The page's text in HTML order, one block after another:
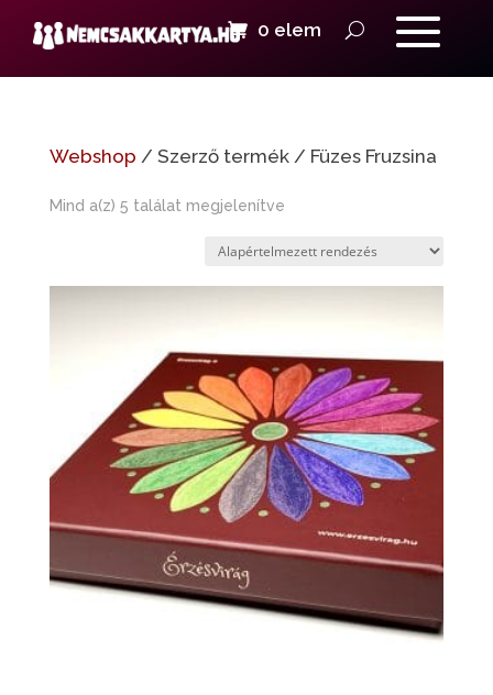
0 elem
Webshop / Szerző termék / Füzes Fruzsina
Mind a(z) 5 találat megjelenítve